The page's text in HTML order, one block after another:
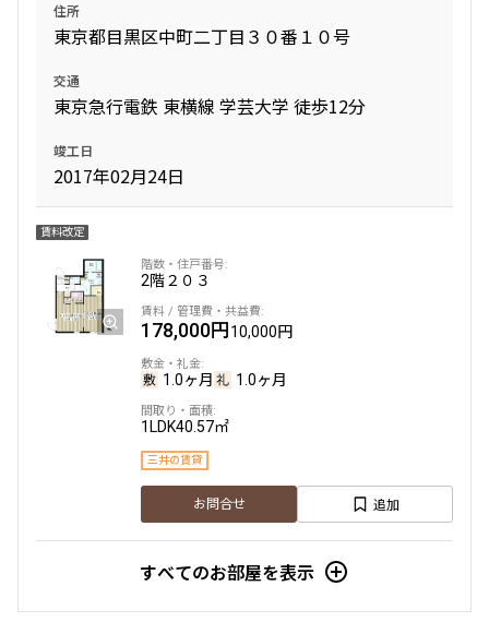
住所
東京都目黒区中町二丁目３０番１０号
交通
東京急行電鉄 東横線 学芸大学 徒歩12分
竣工日
2017年02月24日
賃料改定
2階２０３
178,000円10,000円
1.0ヶ月 1.0ヶ月
1LDK40.57㎡
三井の賃貸
お問合せ 追加
すべてのお部屋を表示